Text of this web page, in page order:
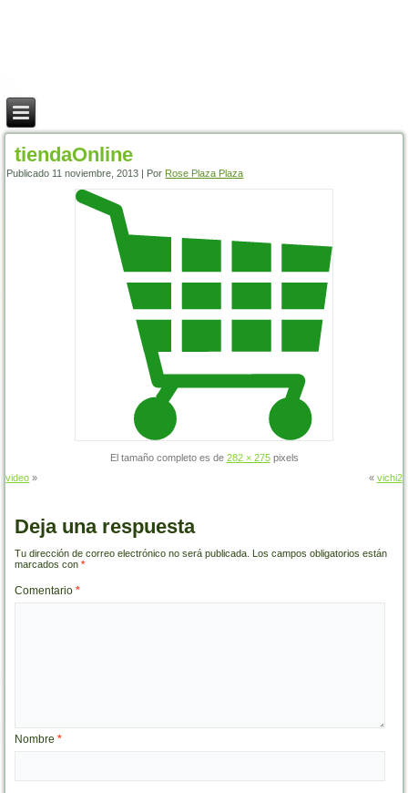
tiendaOnline
Publicado 11 noviembre, 2013 Por Rose Plaza Plaza
El tamaño completo es de 282 × 275pixels
video » « vichi2
Deja una respuesta
Tu dirección de correo electrónico no será publicada. Los campos obligatorios están
marcados con*
Comentario*
Nombre*